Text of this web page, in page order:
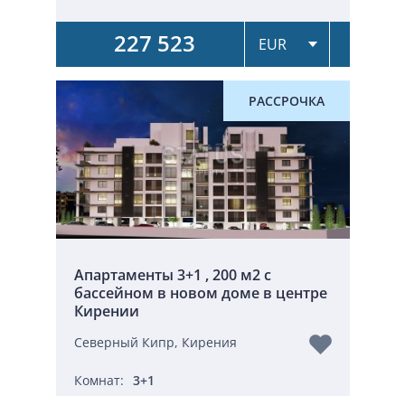
227 523
РАССРОЧКА
Апартаменты 3+1 , 200 м2 с
бассейном в новом доме в центре
Кирении
Северный Кипр, Кирения
Комнат: 3+1